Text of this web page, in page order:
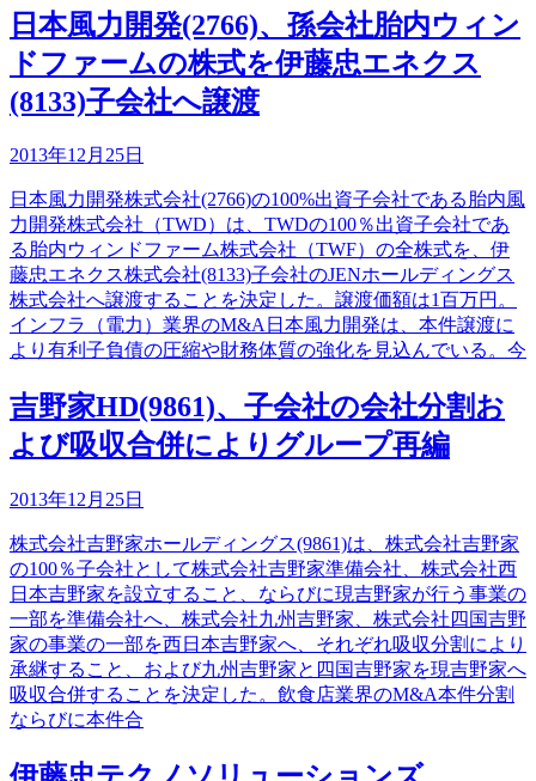
日本風力開発(2766)、孫会社胎内ウィン
ドファームの株式を伊藤忠エネクス
(8133)子会社へ譲渡
2013年12月25日
日本風力開発株式会社(2766)の100%出資子会社である胎内風
力開発株式会社（TWD）は、TWDの100％出資子会社であ
る胎内ウィンドファーム株式会社（TWF）の全株式を、伊
藤忠エネクス株式会社(8133)子会社のJENホールディングス
株式会社へ譲渡することを決定した。譲渡価額は1百万円。
インフラ（電力）業界のM&A日本風力開発は、本件譲渡に
より有利子負債の圧縮や財務体質の強化を見込んでいる。今
吉野家HD(9861)、子会社の会社分割お
よび吸収合併によりグループ再編
2013年12月25日
株式会社吉野家ホールディングス(9861)は、株式会社吉野家
の100％子会社として株式会社吉野家準備会社、株式会社西
日本吉野家を設立すること、ならびに現吉野家が行う事業の
一部を準備会社へ、株式会社九州吉野家、株式会社四国吉野
家の事業の一部を西日本吉野家へ、それぞれ吸収分割により
承継すること、および九州吉野家と四国吉野家を現吉野家へ
吸収合併することを決定した。飲食店業界のM&A本件分割
ならびに本件合